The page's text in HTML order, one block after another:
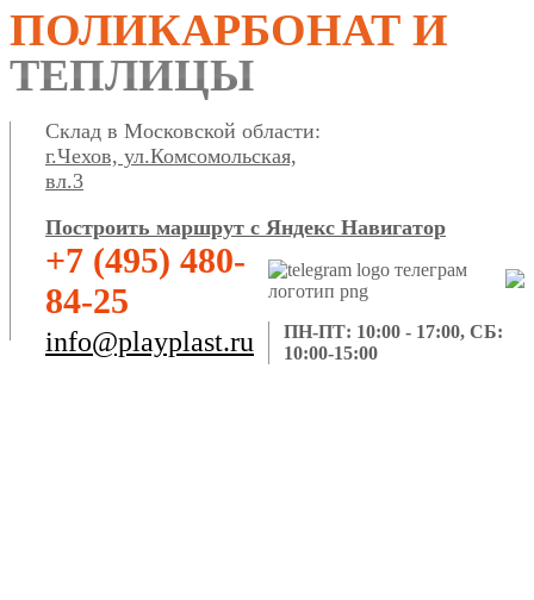
ПОЛИКАРБОНАТ И
ТЕПЛИЦЫ
Склад в Московской области:
г.Чехов, ул.Комсомольская,
вл.3
Построить маршрут с Яндекс Навигатор
+7 (495) 480-
84-25
info@playplast.ru
ПН-ПТ: 10:00 - 17:00, СБ:
10:00-15:00